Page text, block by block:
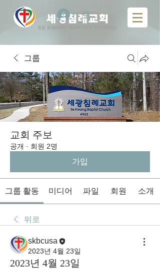
​ 세광침례교회
SE KWANG BAPTIST CHURCH
로그인
그룹
교회 주보
공개 · 회원 2명
가입
그룹 활동 미디어 파일 회원 소개
뒤로
skbcusa
2023년 4월 23일
2023년 4월 23일